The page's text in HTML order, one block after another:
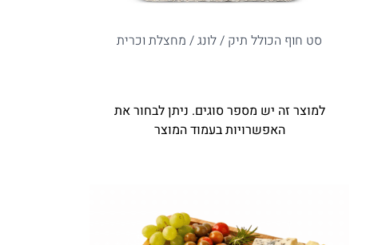
סט חוף הכולל תיק / לונג / מחצלת וכרית
למוצר זה יש מספר סוגים. ניתן לבחור את
האפשרויות בעמוד המוצר